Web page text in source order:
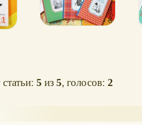
статьи:5 из5, голосов:2